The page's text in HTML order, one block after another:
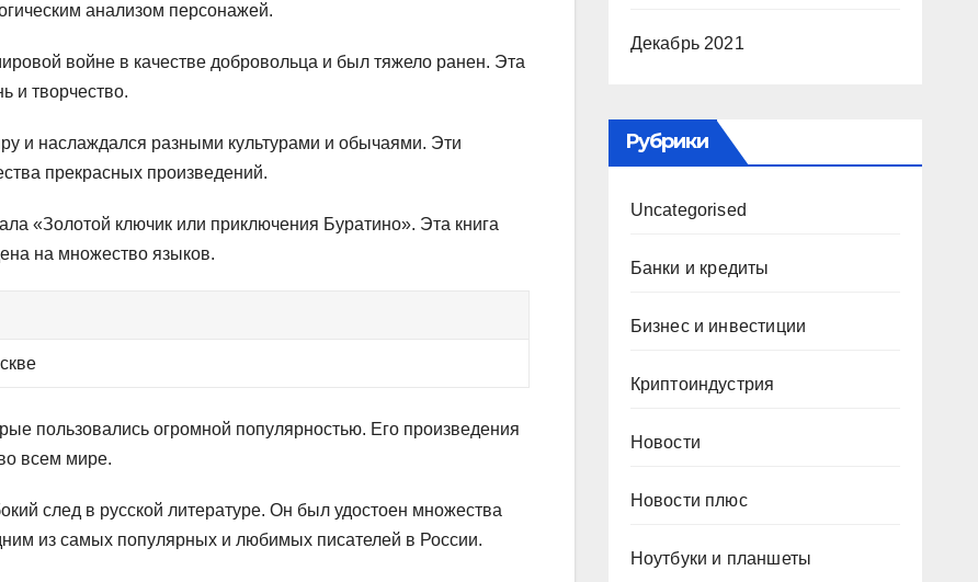
анализом персонажей.
войне в качестве добровольца и был тяжело ранен. Эта
и творчество.
и наслаждался разными культурами и обычаями. Эти
прекрасных произведений.
«Золотой ключик или приключения Буратино». Эта книга
на множество языков.
пользовались огромной популярностью. Его произведения
всем мире.
след в русской литературе. Он был удостоен множества
из самых популярных и любимых писателей в России.
Декабрь 2021
Рубрики
Uncategorised
Банки и кредиты
Бизнес и инвестиции
Криптоиндустрия
Новости
Новости плюс
Ноутбуки и планшеты